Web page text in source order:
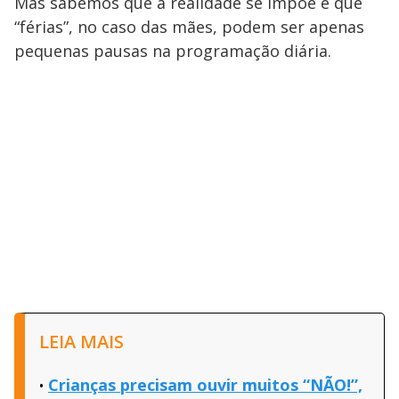
“férias”, no caso das mães, podem ser apenas
pequenas pausas na programação diária.
LEIA MAIS
Crianças precisam ouvir muitos “NÃO!”,